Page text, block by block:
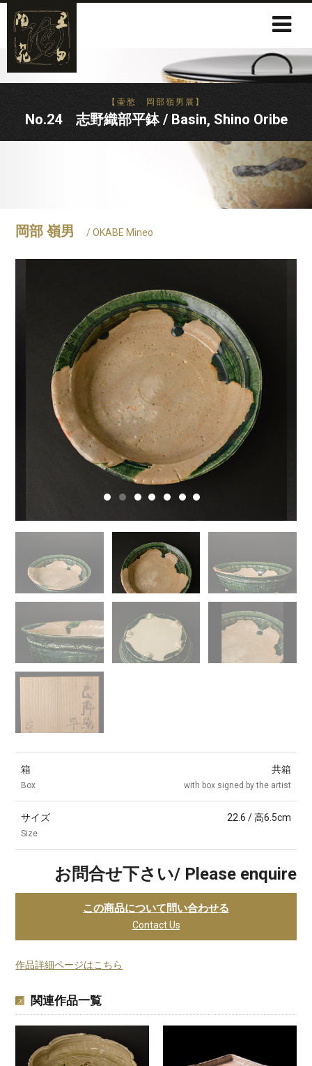
【壷愁 岡部嶺男展】
No.24 志野織部平鉢 / Basin, Shino Oribe
岡部 嶺男 / OKABE Mineo
箱
Box
共箱
with box signed by the artist
サイズ
Size
22.6 / 高6.5cm
お問合せ下さい/ Please enquire
この商品について問い合わせる
Contact Us
作品詳細ページはこちら
関連作品一覧